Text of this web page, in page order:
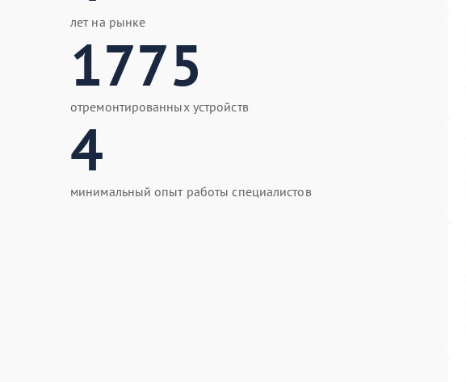
лет на рынке
1775
отремонтированных устройств
4
минимальный опыт работы специалистов